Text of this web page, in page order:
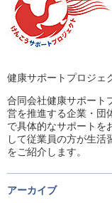
健康サポートプロジェ
合同会社健康サポート
営を推進する企業・団
で具体的なサポートを
して従業員の方が生活
をご紹介します。
アーカイブ